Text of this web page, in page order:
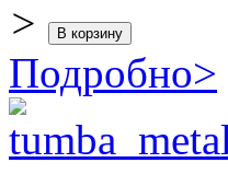
>
Подробно>